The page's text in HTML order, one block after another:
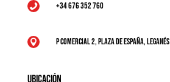
 +34 676 352 760
 P Comercial 2, Plaza de España, Leganés
Ubicación